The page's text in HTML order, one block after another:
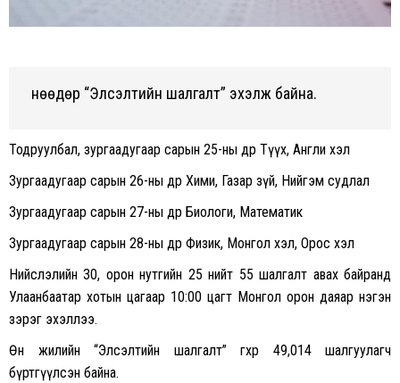
Өнөөдөр “Элсэлтийн шалгалт” эхэлж байна.
Тодруулбал, зургаадугаар сарын 25-ны өдөр Түүх, Англи хэл
Зургаадугаар сарын 26-ны өдөр Хими, Газар зүй, Нийгэм судлал
Зургаадугаар сарын 27-ны өдөр Биологи, Математик
Зургаадугаар сарын 28-ны өдөр Физик, Монгол хэл, Орос хэл
Нийслэлийн 30, орон нутгийн 25 нийт 55 шалгалт авах байранд
Улаанбаатар хотын цагаар 10:00 цагт Монгол орон даяар нэгэн
зэрэг эхэллээ.
Өнөө жилийн “Элсэлтийн шалгалт” өгөхөөр 49,014 шалгуулагч
бүртгүүлсэн байна.